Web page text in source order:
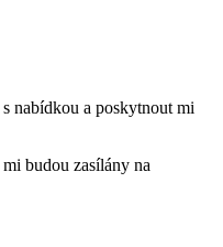
nabídkou a poskytnout mi
budou zasílány na